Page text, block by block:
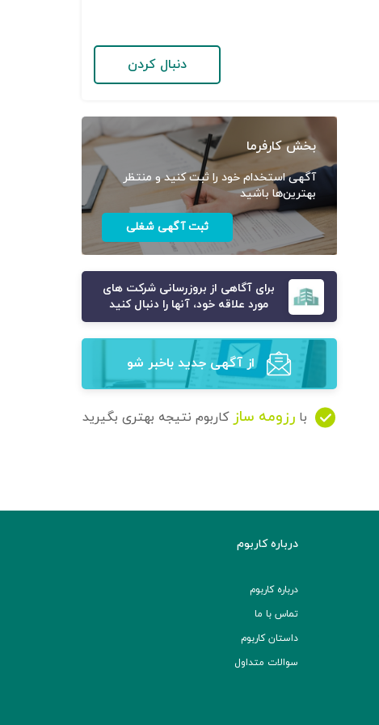
دنبال کردن
بخش کارفرما
آگهی استخدام خود را ثبت کنید و منتظر
بهترین‌ها باشید
ثبت آگهی شغلی
برای آگاهی از بروزرسانی شرکت های
مورد علاقه خود، آنها را دنبال کنید
از آگهی‌ جدید باخبر شو
با رزومه ساز کاربوم نتیجه بهتری بگیرید
درباره کاربوم
درباره کاربوم
تماس با ما
داستان کاربوم
سوالات متداول